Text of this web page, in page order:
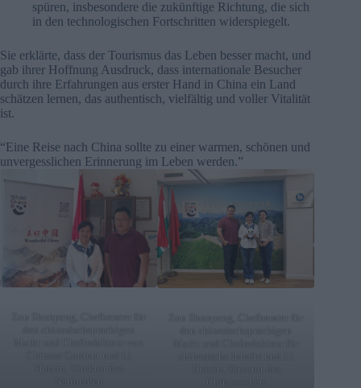
spüren, insbesondere die zukünftige Richtung, die sich
in den technologischen Fortschritten widerspiegelt.
Sie erklärte, dass der Tourismus das Leben besser macht, und
gab ihrer Hoffnung Ausdruck, dass internationale Besucher
durch ihre Erfahrungen aus erster Hand in China ein Land
schätzen lernen, das authentisch, vielfältig und voller Vitalität
ist.
“Eine Reise nach China sollte zu einer warmen, schönen und
unvergesslichen Erinnerung im Leben werden.”
Markt und Chefredakteur von
Nationalen
Markt und Chefredakteur für